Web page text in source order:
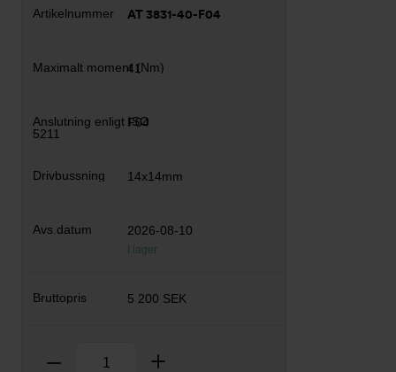
AT 3831-40-F04
41
F04
14x14mm
2026-08-10
I lager
5 200 SEK
Ta bort